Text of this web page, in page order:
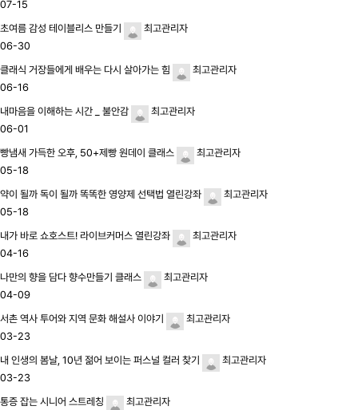
07-15
초여름 감성 테이블리스 만들기
최고관리자
06-30
클래식 거장들에게 배우는 다시 살아가는 힘
최고관리자
06-16
내마음을 이해하는 시간 _ 불안감
최고관리자
06-01
빵냄새 가득한 오후, 50+제빵 원데이 클래스
최고관리자
05-18
약이 될까 독이 될까 똑똑한 영양제 선택법 열린강좌
최고관리자
05-18
내가 바로 쇼호스트! 라이브커머스 열린강좌
최고관리자
04-16
나만의 향을 담다 향수만들기 클래스
최고관리자
04-09
서촌 역사 투어와 지역 문화 해설사 이야기
최고관리자
03-23
내 인생의 봄날, 10년 젊어 보이는 퍼스널 컬러 찾기
최고관리자
03-23
통증 잡는 시니어 스트레칭
최고관리자